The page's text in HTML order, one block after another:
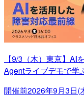
【9/3（木）東京】AI
Agentライブデモで学
開催前2026年9月3日(